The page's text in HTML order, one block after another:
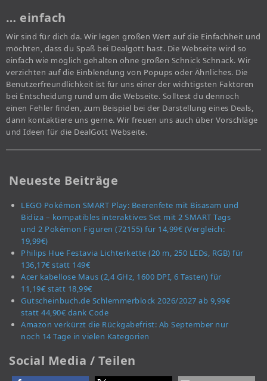
… einfach
Wir sind für dich da. Wir legen großen Wert auf die Einfachheit und
möchten, dass du Spaß bei Dealgott hast. Die Webseite wird so
einfach wie möglich gehalten ohne großen Schnick Schnack. Wir
verzichten auf die Einblendung von Popups oder Ähnliches. Die
Benutzerfreundlichkeit ist für uns einer der wichtigsten Faktoren
bei Entscheidung rund um die Webseite. Solltest du dennoch
einen Fehler finden, zum Beispiel bei der Darstellung eines Deals,
dann kontaktiere uns gerne. Wir freuen uns auch über Vorschläge
und Ideen für die DealGott Webseite.
Neueste Beiträge
LEGO Pokémon SMART Play: Beerenfete mit Bisasam und
Bidiza – kompatibles interaktives Set mit 2 SMART Tags
und 2 Pokémon Figuren (72155) für 14,99€ (Vergleich:
19,99€)
Philips Hue Festavia Lichterkette (20 m, 250 LEDs, RGB) für
136,17€ statt 149€
Acer kabellose Maus (2,4 GHz, 1600 DPI, 6 Tasten) für
11,19€ statt 18,99€
Gutscheinbuch.de Schlemmerblock 2026/2027 ab 9,99€
statt 44,90€ dank Code
Amazon verkürzt die Rückgabefrist: Ab September nur
noch 14 Tage in vielen Kategorien
Social Media / Teilen